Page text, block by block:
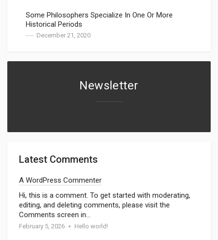
Some Philosophers Specialize In One Or More
Historical Periods
December 21, 2020
Newsletter
Latest Comments
A WordPress Commenter
Hi, this is a comment. To get started with moderating,
editing, and deleting comments, please visit the
Comments screen in…
February 5, 2026 Hello world!